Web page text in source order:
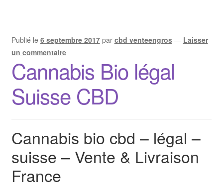
Publié le 6 septembre 2017 par cbd venteengros — Laisser
un commentaire
Cannabis Bio légal
Suisse CBD
Cannabis bio cbd – légal –
suisse – Vente & Livraison
France